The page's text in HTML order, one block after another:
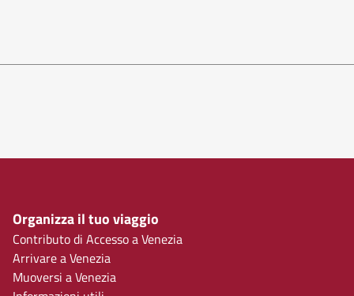
Organizza il tuo viaggio
Contributo di Accesso a Venezia
Arrivare a Venezia
Muoversi a Venezia